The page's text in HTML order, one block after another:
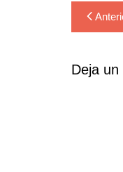
de
Deja